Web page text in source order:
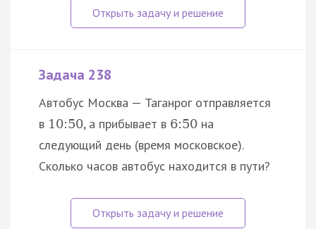
Задача 238
Автобус Москва — Таганрог отправляется
в 10:50, а прибывает в 6:50 на
следующий день (время московское).
Сколько часов автобус находится в пути?